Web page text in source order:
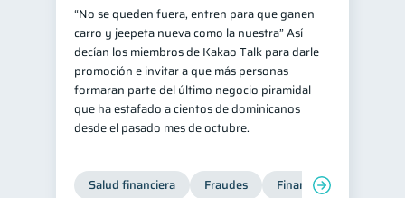
“No se queden fuera, entren para que ganen
carro y jeepeta nueva como la nuestra” Así
decían los miembros de Kakao Talk para darle
promoción e invitar a que más personas
formaran parte del último negocio piramidal
que ha estafado a cientos de dominicanos
desde el pasado mes de octubre.
Salud financiera Fraudes Finanzas personales